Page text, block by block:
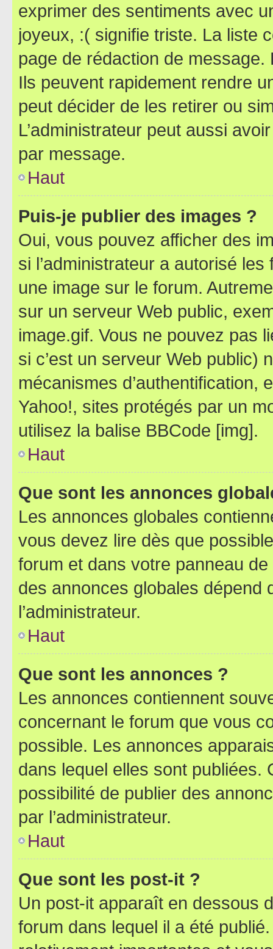
exprimer des sentiments avec
joyeux, :( signifie triste. La liste
page de rédaction de
Ils peuvent rapidement rendre
peut décider de les retirer ou
L’administrateur peut aussi
par message.
Haut
Puis-je publier des images ?
Oui, vous pouvez afficher des
si l’administrateur a autorisé
une image sur le forum.
sur un serveur Web public,
image.gif. Vous ne pouvez pas
si c’est un serveur Web public)
mécanismes d’authentification,
Yahoo!, sites protégés par un
utilisez la balise BBCode [img].
Haut
Que sont les annonces
Les annonces globales
vous devez lire dès que
forum et dans votre panneau
des annonces globales dépend
l’administrateur.
Haut
Que sont les annonces ?
Les annonces contiennent
concernant le forum que vous
possible. Les annonces
dans lequel elles sont publiées.
possibilité de publier des
par l’administrateur.
Haut
Que sont les post-it ?
Un post-it apparaît en dessous
forum dans lequel il a été